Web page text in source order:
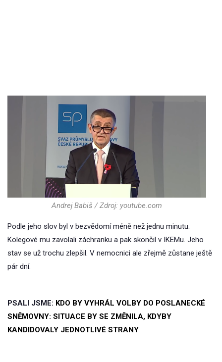
Andrej Babiš / Zdroj: youtube.com
Podle jeho slov byl v bezvědomí méně než jednu minutu.
Kolegové mu zavolali záchranku a pak skončil v IKEMu. Jeho
stav se už trochu zlepšil. V nemocnici ale zřejmě zůstane ještě
pár dní.
PSALI JSME: KDO BY VYHRÁL VOLBY DO POSLANECKÉ
SNĚMOVNY: SITUACE BY SE ZMĚNILA, KDYBY
KANDIDOVALY JEDNOTLIVÉ STRANY